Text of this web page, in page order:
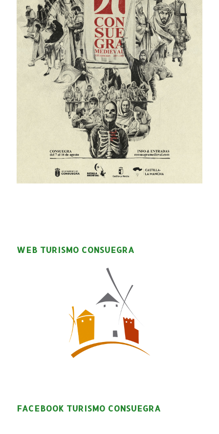
WEB TURISMO CONSUEGRA
FACEBOOK TURISMO CONSUEGRA